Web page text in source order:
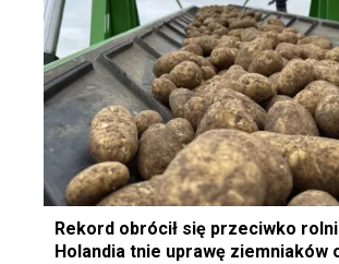
Rekord obrócił się przeciwko
Holandia tnie uprawę ziemniaków